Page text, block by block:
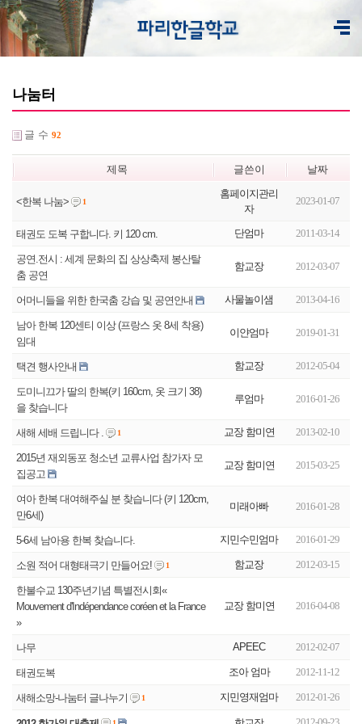
나눔터
글 수 92
제목 글쓴이 날짜
<한복 나눔> 1
홈페이지관리
자
2023-01-07
태권도 도복 구합니다. 키 120 cm. 단엄마 2011-03-14
공연.전시 : 세계 문화의 집 상상축제 봉산탈
춤 공연
함교장 2012-03-07
어머니들을 위한 한국춤 강습 및 공연안내 사물놀이샘 2013-04-16
남아 한복 120센티 이상 (프랑스 옷 8세 착용)
임대
이얀엄마 2019-01-31
택견 행사안내 함교장 2012-05-04
도미니끄가 딸의 한복(키 160cm, 옷 크기 38)
을 찾습니다
루엄마 2016-01-26
새해 세배 드립니다 . 1 교장 함미연 2013-02-10
2015년 재외동포 청소년 교류사업 참가자 모
집공고
교장 함미연 2015-03-25
여아 한복 대여해주실 분 찾습니다 (키 120cm,
만6세)
미래아빠 2016-01-28
5-6세 남아용 한복 찾습니다. 지민수민엄마 2016-01-29
소원 적어 대형태극기 만들어요! 1 함교장 2012-03-15
한불수교 130주년기념 특별전시회«
Mouvement d'Indépendance coréen et la France
»
교장 함미연 2016-04-08
나무 APEEC 2012-02-07
태권도복 조아 엄마 2012-11-12
새해소망-나눔터 글나누기 1 지민영재엄마 2012-01-26